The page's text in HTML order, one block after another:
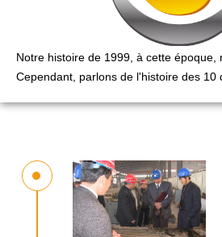
Notre histoire de 1999, à cette époque,
Cependant, parlons de l'histoire des 10